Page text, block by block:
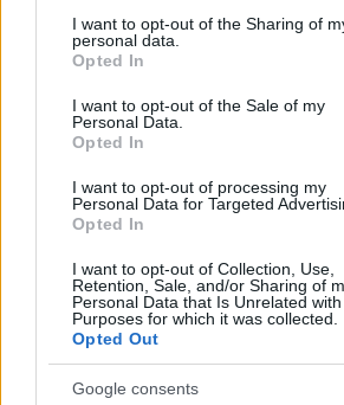
not limited to your visit or usage
grant or deny consent to Google and its
use your data for below specified
consent section.
I want to opt-out of the Sharing of
personal data.
Opted In
I want to opt-out of the Sale of my
Personal Data.
Opted In
I want to opt-out of processing my
Personal Data for Targeted
Opted In
I want to opt-out of Collection, Use,
Retention, Sale, and/or Sharing of
Personal Data that Is Unrelated
Purposes for which it was collected.
Opted Out
Google consents
Megérkezett a Zotac VR GO 2.0, egy
gamereknek, a virtuális valósághoz.